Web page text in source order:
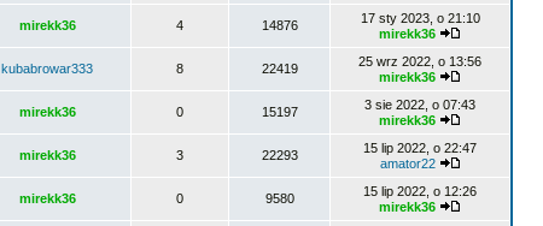
mirekk36 4 14876
17 sty 2023, o 21:10
mirekk36
kubabrowar333 8 22419
25 wrz 2022, o 13:56
mirekk36
mirekk36 0 15197
3 sie 2022, o 07:43
mirekk36
mirekk36 3 22293
15 lip 2022, o 22:47
amator22
mirekk36 0 9580
15 lip 2022, o 12:26
mirekk36